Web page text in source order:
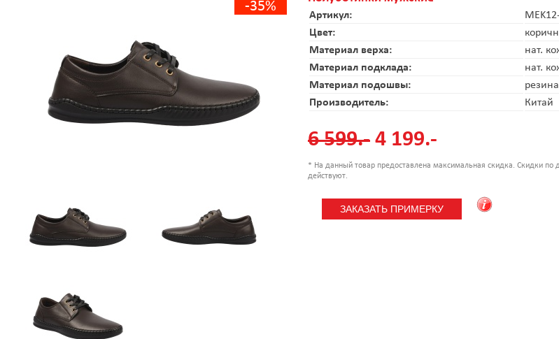
-35%
Артикул:
Цвет:
Материал верха:
нат.
Материал подклада:
нат.
Материал подошвы:
резина
Производитель:
Китай
6 599.- 4 199.-
* На данный товар предоставлена максимальная скидка. Скидки по
действуют.